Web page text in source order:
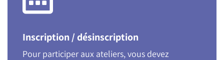
Inscription / désinscription
Pour participer aux ateliers, vous devez